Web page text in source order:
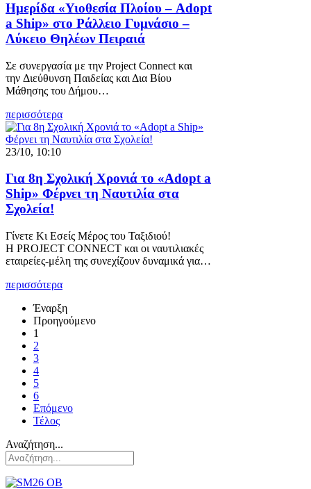
Ημερίδα «Υιοθεσία Πλοίου – Adopt
a Ship» στο Ράλλειο Γυμνάσιο –
Λύκειο Θηλέων Πειραιά
Σε συνεργασία με την Project Connect και
την Διεύθυνση Παιδείας και Δια Βίου
Μάθησης του Δήμου…
περισσότερα
23/10, 10:10
Για 8η Σχολική Χρονιά το «Adopt a
Ship» Φέρνει τη Ναυτιλία στα
Σχολεία!
Γίνετε Κι Εσείς Μέρος του Ταξιδιού!
Η PROJECT CONNECT και οι ναυτιλιακές
εταιρείες-μέλη της συνεχίζουν δυναμικά για…
περισσότερα
Έναρξη
Προηγούμενο
1
2
3
4
5
6
Επόμενο
Τέλος
Αναζήτηση...